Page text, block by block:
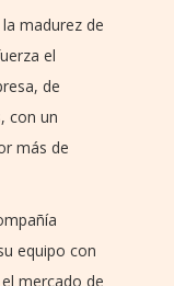
madurez de
el
de
con un
más de
equipo con
mercado de